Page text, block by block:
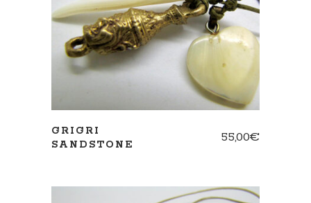
AJOUTER AU PANIER
GRIGRI
SANDSTONE
55,00€